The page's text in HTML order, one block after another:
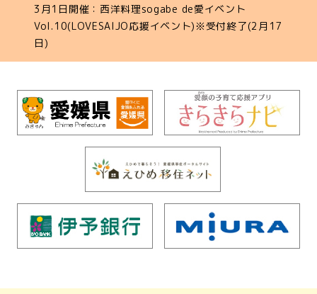
3月1日開催：西洋料理sogabe de愛イベント
Vol.10(LOVESAIJO応援イベント)※受付終了(2月17
日)